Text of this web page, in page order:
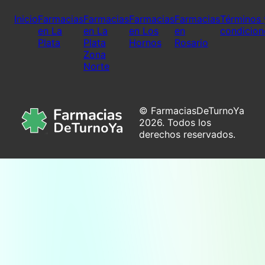
InicioFarmacias
en La
Plata
Farmacias
en La
Plata
Zona
Norte
Farmacias
en Los
Hornos
Farmacias
en
Rosario
Términos
© FarmaciasDeTurnoYa
2026. Todos los
derechos reservados.